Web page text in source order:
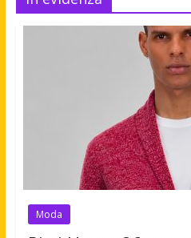
Moda